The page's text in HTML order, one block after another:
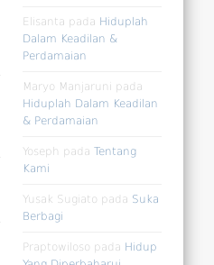
Elisanta pada Hiduplah
Dalam Keadilan &
Perdamaian
Maryo Manjaruni pada
Hiduplah Dalam Keadilan
& Perdamaian
Yoseph padaTentang
Kami
Yusak Sugiato pada Suka
Berbagi
Praptowiloso pada Hidup